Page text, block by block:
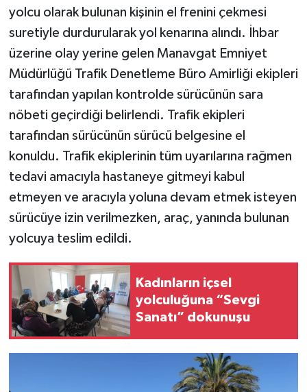
yolcu olarak bulunan kişinin el frenini çekmesi
suretiyle durdurularak yol kenarına alındı. İhbar
üzerine olay yerine gelen Manavgat Emniyet
Müdürlüğü Trafik Denetleme Büro Amirliği ekipleri
tarafından yapılan kontrolde sürücünün sara
nöbeti geçirdiği belirlendi. Trafik ekipleri
tarafından sürücünün sürücü belgesine el
konuldu. Trafik ekiplerinin tüm uyarılarına rağmen
tedavi amacıyla hastaneye gitmeyi kabul
etmeyen ve aracıyla yoluna devam etmek isteyen
sürücüye izin verilmezken, araç, yanında bulunan
yolcuya teslim edildi.
Kadınların içsel
yolculuğuna “Sevgi
Sanatı” dokunuşu